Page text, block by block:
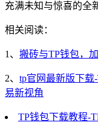
充满未知与惊喜的全
相关阅读：
1、 搬砖与TP钱包，
2、 tp官网最新版下载
易新视角
TP钱包下载教程-